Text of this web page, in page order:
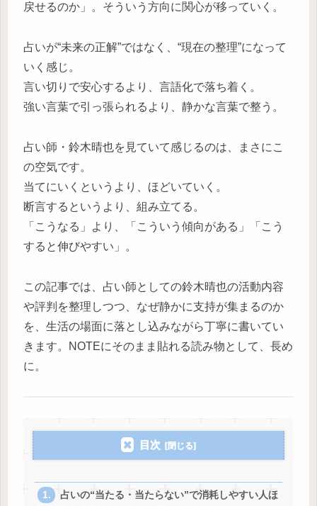
戻せるのか」。そういう方向に関心が移っていく。
占いが“未来の正解”ではなく、“現在の整理”になって
いく感じ。
言い切りで安心するより、言語化で落ち着く。
強い言葉で引っ張られるより、静かな言葉で整う。
占い師・鈴木晴也を見ていて感じるのは、まさにこ
の空気です。
当てにいくというより、ほどいていく。
断言するというより、組み立てる。
「こうなる」より、「こういう傾向がある」「こう
すると伸びやすい」。
この記事では、占い師としての鈴木晴也の活動内容
や評判を整理しつつ、なぜ静かに支持が集まるのか
を、生活の場面に落とし込みながら丁寧に書いてい
きます。NOTEにそのまま貼れる読み物として、長め
に。
目次
占いの“当たる・当たらない”で消耗しやすい人ほ